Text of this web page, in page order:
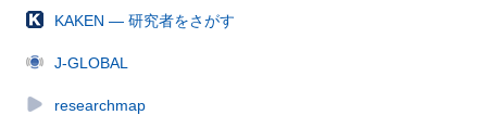
KAKEN — 研究者をさがす
J-GLOBAL
researchmap